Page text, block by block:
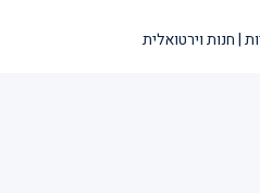
| חנות וירטואלית